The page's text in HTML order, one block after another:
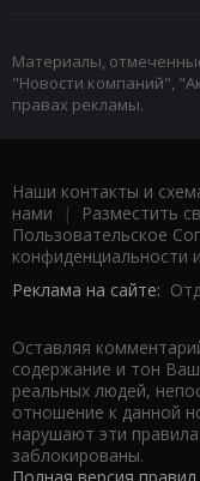
Материалы,
"Новости компаний",
правах рекламы.
Наши контакты и
нами | Разместить
Пользовательское
конфиденциальности
Реклама на сайте:
Оставляя
содержание и тон
реальных людей,
отношение к данной
нарушают эти
заблокированы.